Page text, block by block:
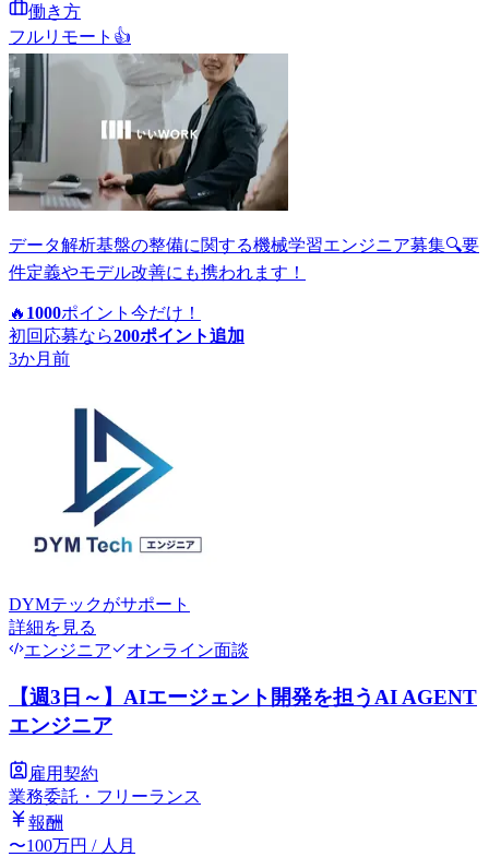
働き方
フルリモート 👍
データ解析基盤の整備に関する機械学習エンジニア募集🔍要
件定義やモデル改善にも携われます！
🔥 1000ポイント 今だけ！
初回応募なら200ポイント追加
3か月前
DYMテックがサポート
詳細を見る
エンジニア
オンライン面談
【週3日～】AIエージェント開発を担うAI AGENT
エンジニア
雇用契約
業務委託・フリーランス
報酬
〜100万円 / 人月